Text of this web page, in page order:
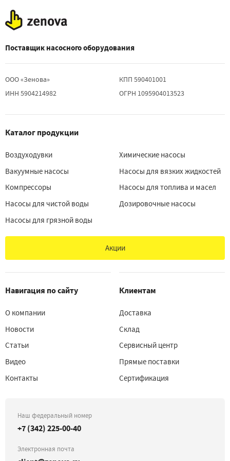
Поставщик насосного оборудования
ООО «Зенова»
ИНН 5904214982
КПП 590401001
ОГРН 1095904013523
Каталог продукции
Воздуходувки
Вакуумные насосы
Компрессоры
Насосы для чистой воды
Насосы для грязной воды
Химические насосы
Насосы для вязких жидкостей
Насосы для топлива и масел
Дозировочные насосы
Акции
Навигация по сайту
О компании
Новости
Статьи
Видео
Контакты
Клиентам
Доставка
Склад
Сервисный центр
Прямые поставки
Сертификация
Наш федеральный номер
+7 (342) 225-00-40
Электронная почта